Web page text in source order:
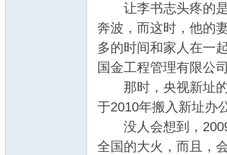
让李书志头疼的是
奔波，而这时，他的
多的时间和家人在一
国金工程管理有限公
那时，央视新址的
于2010年搬入新址办
没人会想到，2009
全国的大火，而且，